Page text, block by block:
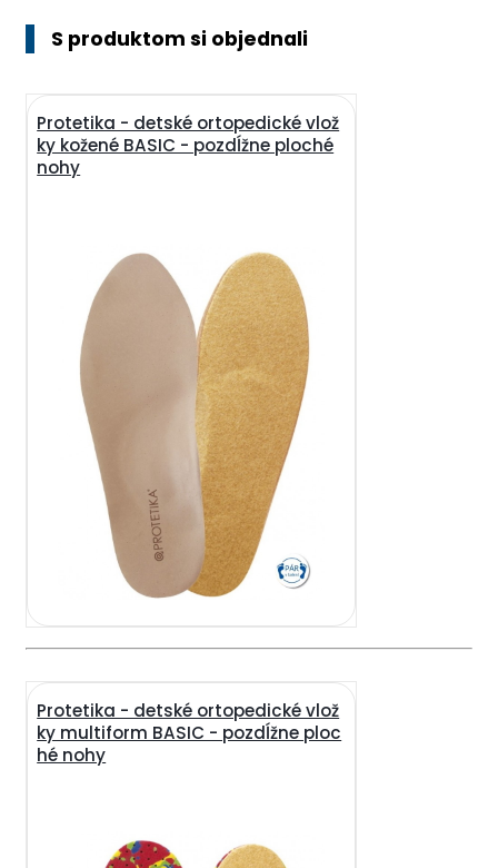
S produktom si objednali
Protetika - detské ortopedické vlož
ky kožené BASIC - pozdĺžne ploché
nohy
Protetika - detské ortopedické vlož
ky multiform BASIC - pozdĺžne ploc
hé nohy